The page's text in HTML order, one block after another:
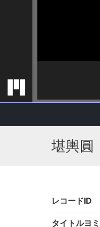
堪輿圓
レコードID
タイトルヨミ